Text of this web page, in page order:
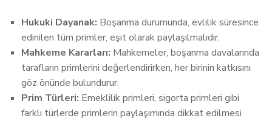
Hukuki Dayanak: Boşanma durumunda, evlilik süresince
edinilen tüm primler, eşit olarak paylaşılmalıdır.
Mahkeme Kararları: Mahkemeler, boşanma davalarında
tarafların primlerini değerlendirirken, her birinin katkısını
göz önünde bulundurur.
Prim Türleri: Emeklilik primleri, sigorta primleri gibi
farklı türlerde primlerin paylaşımında dikkat edilmesi